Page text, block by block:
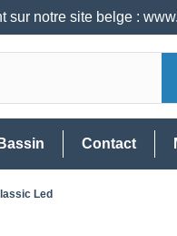
sur notre site belge :
Contact
Led